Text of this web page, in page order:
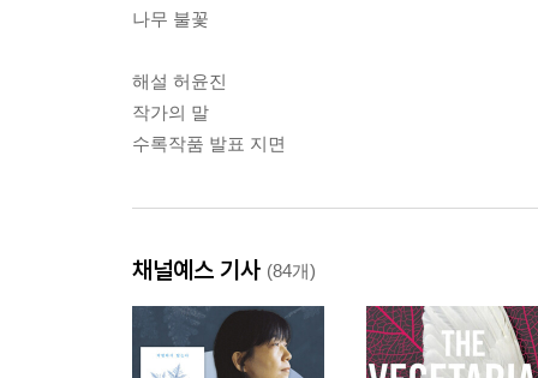
나무 불꽃
해설 허윤진
작가의 말
수록작품 발표 지면
채널예스 기사 (84개)